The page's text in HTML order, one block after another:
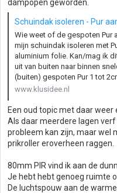
:
dampopen geworden.
Schuindak isoleren - Pur
Wie weet of de gespoten Pur
mijn schuindak isoleren met
aluminium folie. Kan/mag ik
uit van buiten naar binnen
(buiten) gespoten Pur 1 tot
www.klusidee.nl
Een oud topic met daar weer
Als daar meerdere lagen
probleem kan zijn, maar wel
prikroller eroverheen raggen.
80mm PIR vind ik aan de
Je hebt hebt genoeg ruimte
De luchtspouw aan de